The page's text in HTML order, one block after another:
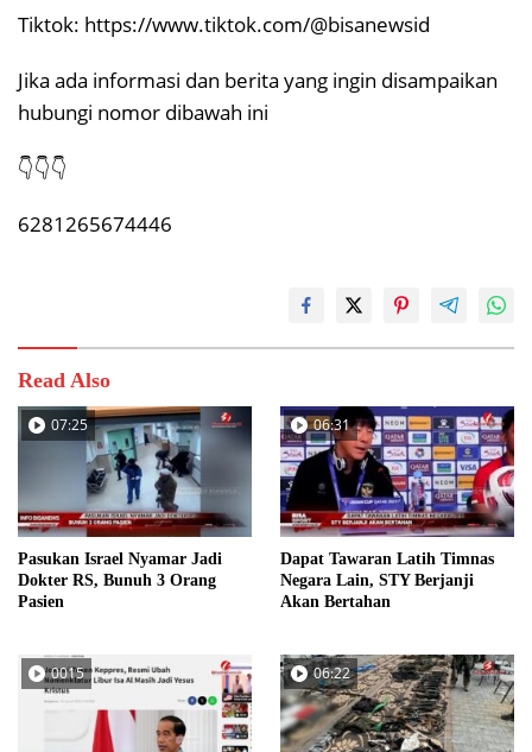
Tiktok: https://www.tiktok.com/@bisanewsid
Jika ada informasi dan berita yang ingin disampaikan
hubungi nomor dibawah ini
👇👇👇
6281265674446
Read Also
07:25
Pasukan Israel Nyamar Jadi
Dokter RS, Bunuh 3 Orang
Pasien
06:31
Dapat Tawaran Latih Timnas
Negara Lain, STY Berjanji
Akan Bertahan
0015 06:22